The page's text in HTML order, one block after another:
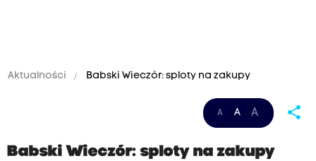
Aktualności Babski Wieczór: sploty na zakupy
A A A share
Babski Wieczór: sploty na zakupy